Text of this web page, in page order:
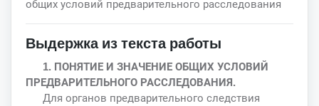
общих условий предварительного расследования
Выдержка из текста работы
1. ПОНЯТИЕ И ЗНАЧЕНИЕ ОБЩИХ УСЛОВИЙ
ПРЕДВАРИТЕЛЬНОГО РАССЛЕДОВАНИЯ.
Для органов предварительного следствия